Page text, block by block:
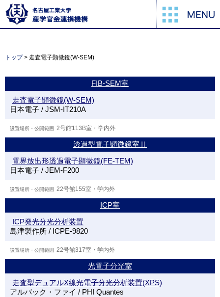
トップ> 走査電子顕微鏡(W-SEM)
FIB-SEM室
走査電子顕微鏡(W-SEM)
日本電子 / JSM-IT210A
2号館113B室・学内外
透過型電子顕微鏡室Ⅱ
電界放出形透過電子顕微鏡(FE-TEM)
日本電子 / JEM-F200
22号館155室・学内外
ICP室
ICP発光分光分析装置
島津製作所 / ICPE-9820
22号館317室・学内外
光電子分光室
走査型デュアルX線光電子分光分析装置(XPS)
アルバック・ファイ / PHI Quantes